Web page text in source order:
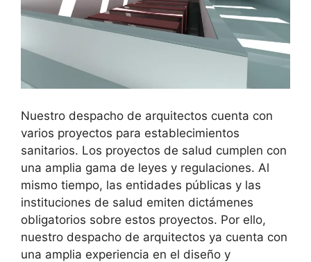
Nuestro despacho de arquitectos cuenta con
varios proyectos para establecimientos
sanitarios. Los proyectos de salud cumplen con
una amplia gama de leyes y regulaciones. Al
mismo tiempo, las entidades públicas y las
instituciones de salud emiten dictámenes
obligatorios sobre estos proyectos. Por ello,
nuestro despacho de arquitectos ya cuenta con
una amplia experiencia en el diseño y